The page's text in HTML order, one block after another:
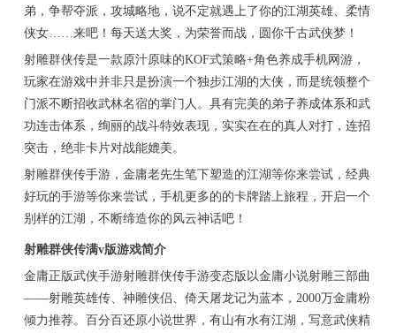
弟，争帮夺派，攻城略地，说不定就遇上了你的江湖英雄、柔情
侠女……来吧！每天送大奖，为荣誉而战，圆你千古武侠梦！
射雕群侠传是一款原汁原味的KOF式策略+角色养成手机网游，
玩家在游戏中并非只是扮演一个独步江湖的大侠，而是统领整个
门派不断招收武林名宿的掌门人。具有完美的弟子养成体系和武
功连击体系，绚丽的战斗特效表现，实实在在的真人对打，连招
突击，绝非卡片对战能媲美。
射雕群侠传手游，金庸老先生笔下塑造的江湖等你来尝试，经典
好玩的手游等你来尝试，手机更多的的卡牌踏上旅程，开启一个
别样的江湖，不断缔造你的风云神话吧！
射雕群侠传满v版游戏简介
金庸正版武侠手游射雕群侠传手游变态版以金庸小说射雕三部曲
——射雕英雄传、神雕侠侣、倚天屠龙记为蓝本，2000万金庸粉
倾力推荐。百分百还原小说世界，有山有水有江湖，写意武侠精